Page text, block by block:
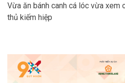
Vừa ăn bánh canh cá lóc vừa xem
thủ kiếm hiệp